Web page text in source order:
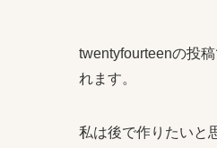
twentyfourteenの投
れます。
私は後で作りたいと